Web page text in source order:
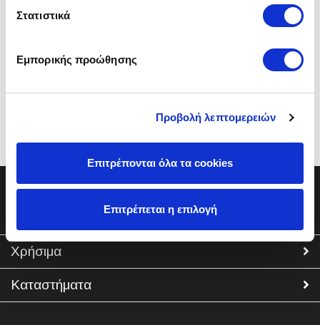
Στατιστικά
Εμπορικής προώθησης
Προβολή λεπτομερειών
Επιτρέπονται όλα τα cookies
Επιτρέπεται η επιλογή
Χρήσιμα
Καταστήματα